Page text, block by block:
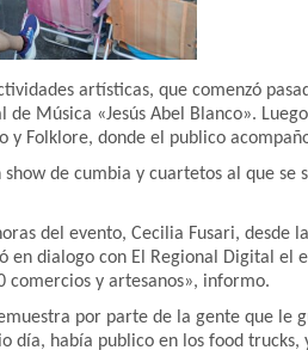
artísticas, que comenzó
Música «Jesús Abel Blanco».
y Folklore, donde el publico
de cumbia y cuartetos al que se
del evento, Cecilia Fusari, desde
en dialogo con El Regional Digital el
comercios y artesanos», informo.
por parte de la gente que le
día, había publico en los food trucks,